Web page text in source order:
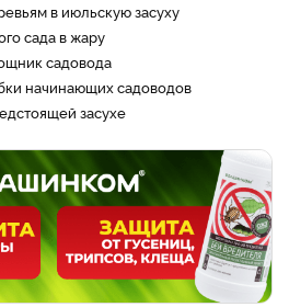
в июльскую засуху
сада в жару
садовода
начинающих садоводов
засухе